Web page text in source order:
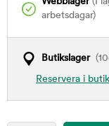
arbetsdagar)
Butikslager
Reservera i butik